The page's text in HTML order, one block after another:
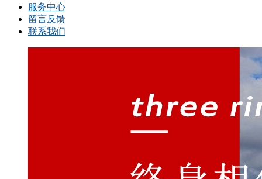
服务中心
留言反馈
联系我们